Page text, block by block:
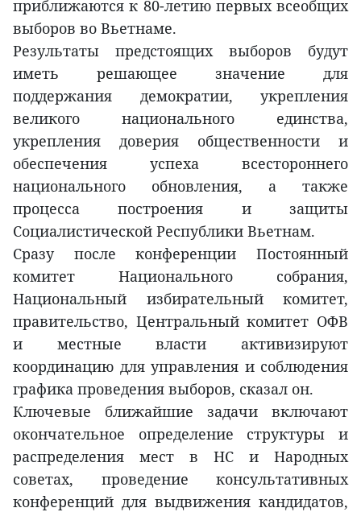
приближаются к 80-летию первых всеобщих
выборов во Вьетнаме.
Результаты предстоящих выборов будут
иметь решающее значение для
поддержания демократии, укрепления
великого национального единства,
укрепления доверия общественности и
обеспечения успеха всестороннего
национального обновления, а также
процесса построения и защиты
Социалистической Республики Вьетнам.
Сразу после конференции Постоянный
комитет Национального собрания,
Национальный избирательный комитет,
правительство, Центральный комитет ОФВ
и местные власти активизируют
координацию для управления и соблюдения
графика проведения выборов, сказал он.
Ключевые ближайшие задачи включают
окончательное определение структуры и
распределения мест в НС и Народных
советах, проведение консультативных
конференций для выдвижения кандидатов,